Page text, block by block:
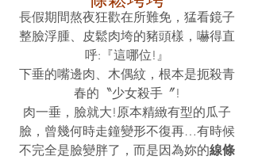
長假期間熬夜狂歡在所難免，猛看鏡子
整臉浮腫、皮鬆肉垮的豬頭樣，嚇得直
呼:『這哪位!』
下垂的嘴邊肉、木偶紋，根本是扼殺青
春的〝少女殺手〞!
肉一垂，臉就大!原本精緻有型的瓜子
臉，曾幾何時走鐘變形不復再…有時候
不完全是臉變胖了，而是因為妳的線條